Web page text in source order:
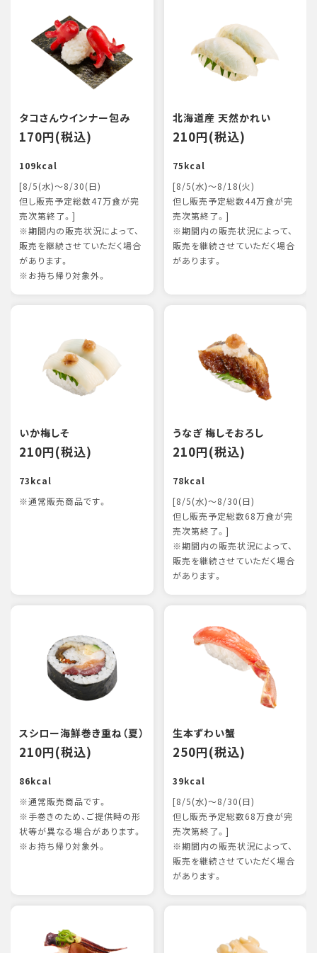
タコさんウインナー包み
170円(税込)
109kcal
[8/5(水)～8/30(日)
但し販売予定総数47万食が完
売次第終了。]
※期間内の販売状況によって、
販売を継続させていただく場合
があります。
※お持ち帰り対象外。
北海道産 天然かれい
210円(税込)
75kcal
[8/5(水)～8/18(火)
但し販売予定総数44万食が完
売次第終了。]
※期間内の販売状況によって、
販売を継続させていただく場合
があります。
いか梅しそ
210円(税込)
73kcal
※通常販売商品です。
うなぎ 梅しそおろし
210円(税込)
78kcal
[8/5(水)～8/30(日)
但し販売予定総数68万食が完
売次第終了。]
※期間内の販売状況によって、
販売を継続させていただく場合
があります。
スシロー海鮮巻き重ね（夏）
210円(税込)
86kcal
※通常販売商品です。
※手巻きのため、ご提供時の形
状等が異なる場合があります。
※お持ち帰り対象外。
生本ずわい蟹
250円(税込)
39kcal
[8/5(水)～8/30(日)
但し販売予定総数68万食が完
売次第終了。]
※期間内の販売状況によって、
販売を継続させていただく場合
があります。